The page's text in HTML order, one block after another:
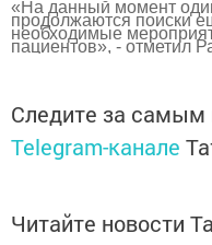
«На данный момент
продолжаются поиски
необходимые
пациентов», - отметил
Следите за
Telegram-канале
Читайте новости